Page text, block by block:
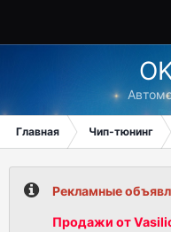
Главная Чип-тюнинг
Рекламные
Продажи от